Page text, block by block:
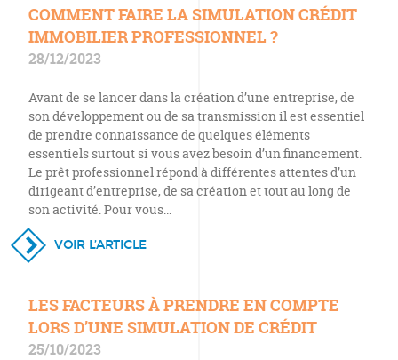
COMMENT FAIRE LA SIMULATION CRÉDIT
IMMOBILIER PROFESSIONNEL ?
28/12/2023
Avant de se lancer dans la création d’une entreprise, de
son développement ou de sa transmission il est essentiel
de prendre connaissance de quelques éléments
essentiels surtout si vous avez besoin d’un financement.
Le prêt professionnel répond à différentes attentes d’un
dirigeant d’entreprise, de sa création et tout au long de
son activité. Pour vous…
VOIR L’ARTICLE
LES FACTEURS À PRENDRE EN COMPTE
LORS D’UNE SIMULATION DE CRÉDIT
25/10/2023